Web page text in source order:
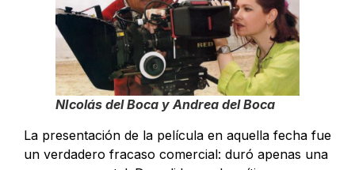
NIcolás del Boca y Andrea del Boca
La presentación de la película en aquella fecha fue
un verdadero fracaso comercial: duró apenas una